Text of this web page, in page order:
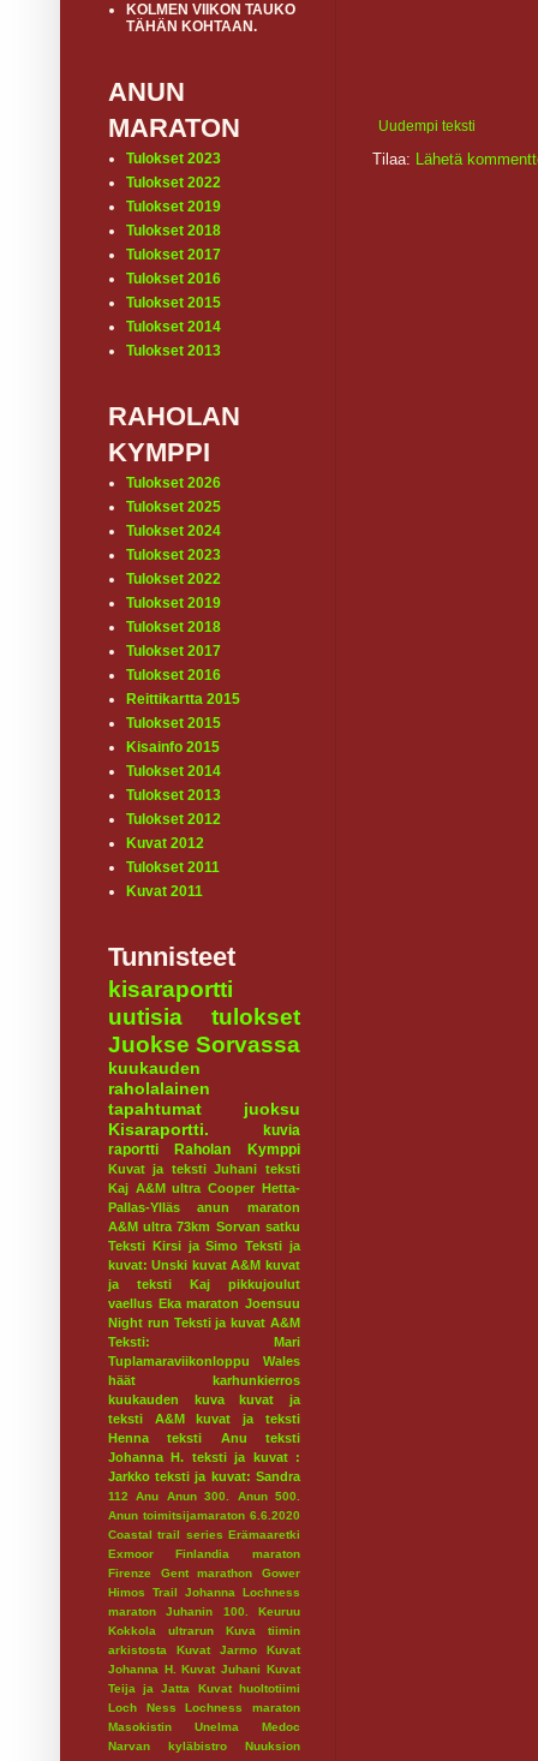
Uudempi teksti
Tilaa: Lähetä
KOLMEN VIIKON TAUKO
TÄHÄN KOHTAAN.
ANUN
MARATON
Tulokset 2023
Tulokset 2022
Tulokset 2019
Tulokset 2018
Tulokset 2017
Tulokset 2016
Tulokset 2015
Tulokset 2014
Tulokset 2013
RAHOLAN
KYMPPI
Tulokset 2026
Tulokset 2025
Tulokset 2024
Tulokset 2023
Tulokset 2022
Tulokset 2019
Tulokset 2018
Tulokset 2017
Tulokset 2016
Reittikartta 2015
Tulokset 2015
Kisainfo 2015
Tulokset 2014
Tulokset 2013
Tulokset 2012
Kuvat 2012
Tulokset 2011
Kuvat 2011
Tunnisteet
kisaraportti
uutisia
tulokset
Juokse Sorvassa
kuukauden
raholalainen
tapahtumat
juoksu
Kisaraportti.
kuvia
raportti
Raholan Kymppi
Kuvat ja teksti Juhani teksti
Kaj A&M ultra Cooper Hetta-
Pallas-Ylläs
anun maraton
A&M ultra 73km Sorvan satku
Teksti Kirsi ja Simo Teksti ja
kuvat: Unski kuvat A&M kuvat
ja teksti Kaj
pikkujoulut
vaellus Eka maraton Joensuu
Night run Teksti ja kuvat A&M
Teksti: Mari
Tuplamaraviikonloppu
Wales
häät
karhunkierros
kuukauden kuva
kuvat ja
teksti A&M
kuvat ja teksti
Henna
teksti Anu
teksti
Johanna H. teksti ja kuvat :
Jarkko teksti ja kuvat: Sandra
112 Anu Anun 300.
Anun 500.
Anun toimitsijamaraton 6.6.2020
Coastal trail series Erämaaretki
Exmoor
Finlandia maraton
Firenze
Gent marathon
Gower
Himos Trail
Johanna Lochness
maraton
Juhanin 100.
Keuruu
Kokkola ultrarun
Kuva tiimin
arkistosta
Kuvat Jarmo
Kuvat
Johanna H.
Kuvat Juhani Kuvat
Teija ja Jatta
Kuvat huoltotiimi
Loch Ness
Lochness maraton
Masokistin Unelma
Medoc
Narvan kyläbistro
Nuuksion